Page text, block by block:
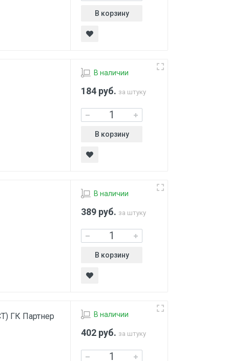
В корзину
В наличии
184 руб. за штуку
В корзину
В наличии
389 руб. за штуку
В корзину
ГК Партнер В наличии
402 руб. за штуку